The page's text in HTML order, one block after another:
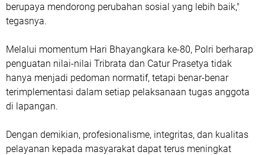
berupaya mendorong perubahan sosial yang lebih baik,"
tegasnya.
Melalui momentum Hari Bhayangkara ke-80, Polri berharap
penguatan nilai-nilai Tribrata dan Catur Prasetya tidak
hanya menjadi pedoman normatif, tetapi benar-benar
terimplementasi dalam setiap pelaksanaan tugas anggota
di lapangan.
Dengan demikian, profesionalisme, integritas, dan kualitas
pelayanan kepada masyarakat dapat terus meningkat